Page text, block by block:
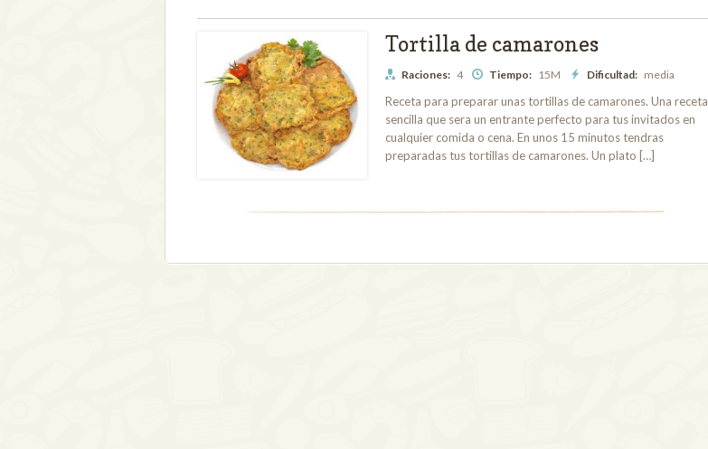
Tortilla de camarones
Raciones: 4 Tiempo: 15M Dificultad: media
Receta para preparar unas tortillas de camarones. Una receta
sencilla que sera un entrante perfecto para tus invitados en
cualquier comida o cena. En unos 15 minutos tendras
preparadas tus tortillas de camarones. Un plato […]